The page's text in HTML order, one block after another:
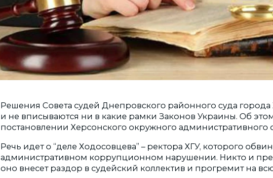
Решения Совета судей Днепровского районного суда
и не вписываются ни в какие рамки Законов Украины. Об
постановлении Херсонского окружного административного
Речь идет о “деле Ходосовцева” – ректора ХГУ, которого
административном коррупционном нарушении. Никто и
оно внесет раздор в судейский коллектив и прогремит на